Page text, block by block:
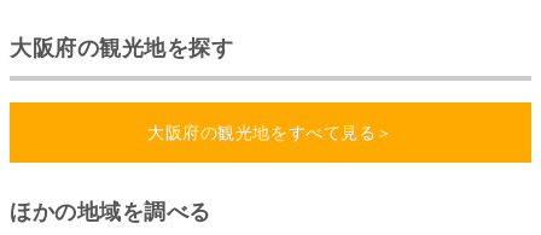
大阪府の観光地を探す
大阪府の観光地をすべて見る＞
ほかの地域を調べる